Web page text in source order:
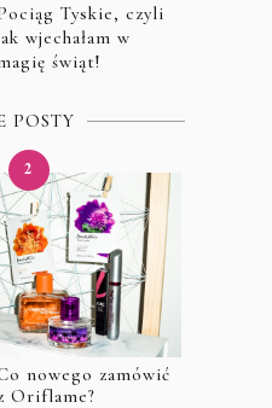
Tyskie, czyli
wjechałam w
świąt!
POSTY
nowego zamówić
Oriflame?